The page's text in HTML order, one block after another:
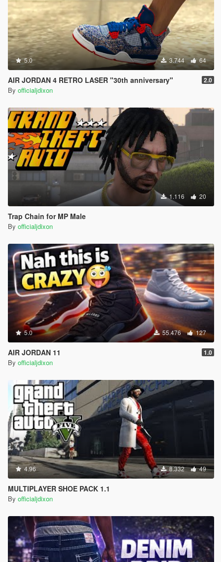
5.0 3.744 64
AIR JORDAN 4 RETRO LASER "30th anniversary" 2.0
By officialjdixon
1.116 20
Trap Chain for MP Male
By officialjdixon
5.0 55.476 127
AIR JORDAN 11 1.0
By officialjdixon
4.96 8.332 49
MULTIPLAYER SHOE PACK 1.1
By officialjdixon